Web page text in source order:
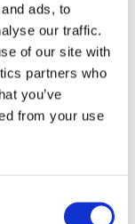
ads, to
our traffic.
of our site with
partners who
you’ve
from your use
feste e
originale
regali di
in soffice